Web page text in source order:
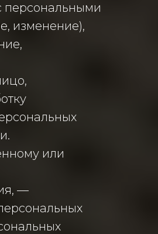
персональными
изменение),
или
—